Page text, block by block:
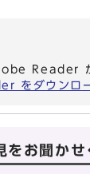
Reader
をダウンロー
をお聞かせ